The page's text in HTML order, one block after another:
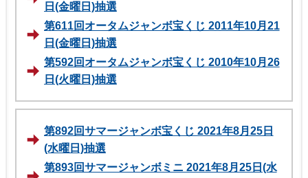
日(金曜日)抽選
第611回オータムジャンボ宝くじ 2011年10月21
日(金曜日)抽選
第592回オータムジャンボ宝くじ 2010年10月26
日(火曜日)抽選
第892回サマージャンボ宝くじ 2021年8月25日
(水曜日)抽選
第893回サマージャンボミニ 2021年8月25日(水